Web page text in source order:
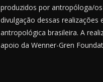
produzidos por antropóloga/
divulgação dessas
antropológica brasileira. A
apoio da Wenner-Gren